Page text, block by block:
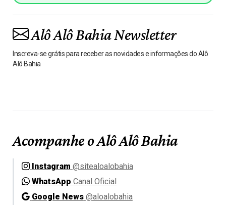
Alô Alô Bahia Newsletter
Inscreva-se grátis para receber as novidades e informações do Alô
Alô Bahia
Acompanhe o Alô Alô Bahia
Instagram @sitealoalobahia
WhatsApp Canal Oficial
Google News @aloalobahia